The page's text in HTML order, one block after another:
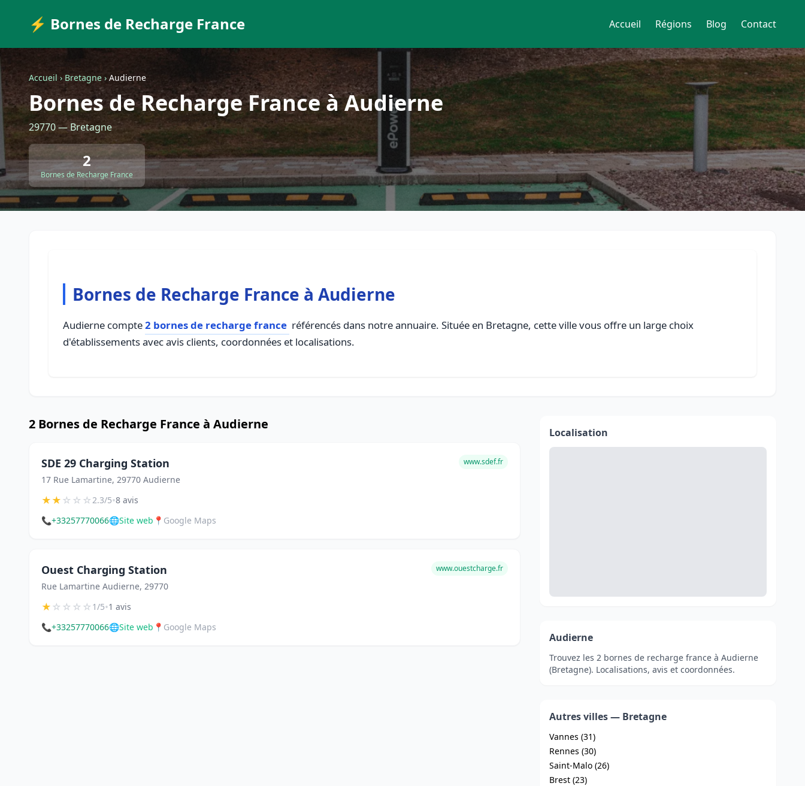
⚡ Bornes de Recharge France Accueil Régions Blog Contact
Accueil › Bretagne › Audierne
Bornes de Recharge France à Audierne
29770 — Bretagne
2
Bornes de Recharge France
Bornes de Recharge France à Audierne
Audierne compte2 bornes de recharge france référencés dans notre annuaire. Située en Bretagne, cette ville vous offre un large choix
d'établissements avec avis clients, coordonnées et localisations.
2 Bornes de Recharge France à Audierne
SDE 29 Charging Station
17 Rue Lamartine, 29770 Audierne
www.sdef.fr
★★☆☆☆2.3/5•8 avis
📞+33257770066🌐Site web 📍 Google Maps
Ouest Charging Station
Rue Lamartine Audierne, 29770
www.ouestcharge.fr
★☆☆☆☆1/5•1 avis
📞+33257770066🌐Site web 📍 Google Maps
Localisation
Audierne
Trouvez les 2 bornes de recharge france à Audierne
(Bretagne). Localisations, avis et coordonnées.
Autres villes — Bretagne
Vannes (31)
Rennes (30)
Saint-Malo (26)
Brest (23)